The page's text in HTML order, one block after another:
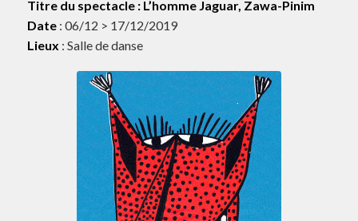
Titre du spectacle : L’homme Jaguar, Zawa-Pinim
Date: 06/12 > 17/12/2019
Lieux : Salle de danse